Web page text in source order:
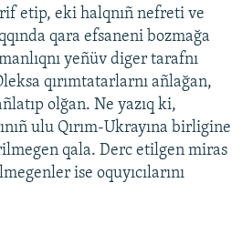
etip, eki halqnıñ nefreti ve
qara efsaneni bozmağa
yeñüv diger tarafnı
qırımtatarlarnı añlağan,
olğan. Ne yazıq ki,
ulu Qırım-Ukrayına birligine
qala. Derc etilgen miras
ise oquyıcılarını